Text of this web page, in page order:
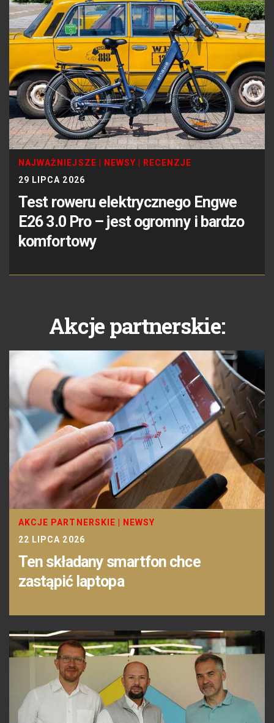
NAJWAŻNIEJSZE NEWSY
RECENZJE
29 LIPCA 2026
Test roweru elektrycznego Engwe
E26 3.0 Pro – jest ogromny i bardzo
komfortowy
Akcje partnerskie:
AKCJE PARTNERSKIE
NEWSY
22 LIPCA 2026
Ten składany smartfon chce
zastąpić laptopa